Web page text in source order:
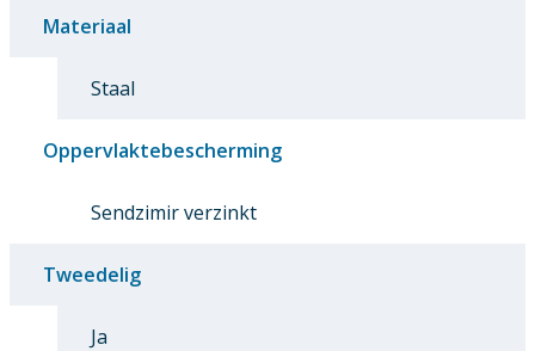
Materiaal
Staal
Oppervlaktebescherming
Sendzimir verzinkt
Tweedelig
Ja